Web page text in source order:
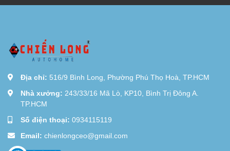
Địa chỉ: 516/9 Bình Long, Phường Phú Thọ Hoà, TP.HCM
Nhà xưởng: 243/33/16 Mã Lò, KP10, Bình Trị Đông A.
TP.HCM
Số điện thoại: 0934115119
Email: chienlongceo@gmail.com